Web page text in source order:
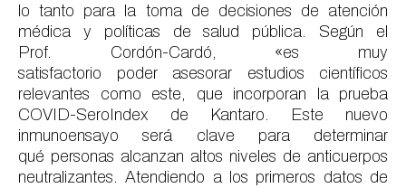
lo tanto parala toma de decisiones de atención
médica y pol íticas de salud pública. Según
el
Prof. Cordón-Cardó, «es
muy
satisfactorio poderasesorar estudios científicos
relevantes como este, que incorporan la prueba
COVID-SeroIndex de Kantaro. Este nuevo
inmunoensayo será clave para determinar
qué personas alcanzan altos niveles de anticuerpos
neutralizantes. Atendiendo a los primeros datos de